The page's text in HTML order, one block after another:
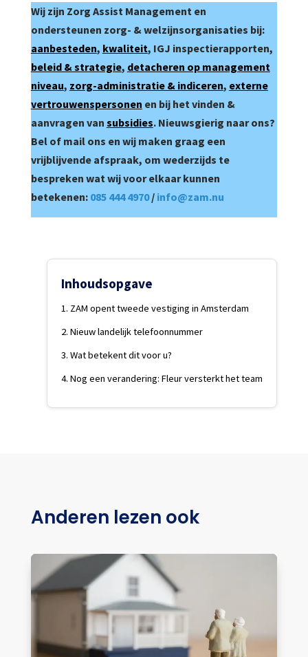
Wij zijn Zorg Assist Management en
ondersteunen zorg- & welzijnsorganisaties bij:
aanbesteden, kwaliteit, IGJ inspectierapporten,
beleid & strategie, detacheren op management
niveau, zorg-administratie & indiceren, externe
vertrouwenspersonen en bij het vinden &
aanvragen van subsidies. Nieuwsgierig naar ons?
Bel of mail ons en wij maken graag een
vrijblijvende afspraak, om wederzijds te
bespreken wat wij voor elkaar kunnen
betekenen: 085 444 4970/ info@zam.nu
Inhoudsopgave
ZAM opent tweede vestiging in Amsterdam
Nieuw landelijk telefoonnummer
Wat betekent dit voor u?
Nog een verandering: Fleur versterkt het team
Anderen lezen ook